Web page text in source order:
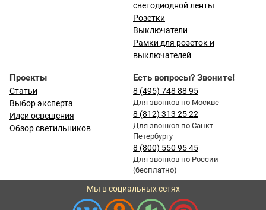
светодиодной ленты
Розетки
Выключатели
Рамки для розеток и
выключателей
Проекты
Статьи
Выбор эксперта
Идеи освещения
Обзор светильников
Есть вопросы? Звоните!
8 (495) 748 88 95
Для звонков по Москве
8 (812) 313 25 22
Для звонков по Санкт-
Петербургу
8 (800) 550 95 45
Для звонков по России
(бесплатно)
Мы в социальных сетях